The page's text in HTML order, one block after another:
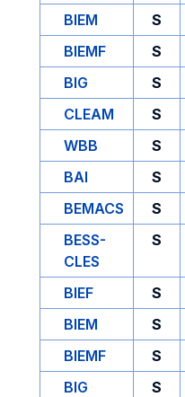
BIEM
S
BIEMF
S
BIG
S
CLEAM
S
WBB
S
BAI
S
BEMACS
S
BESS-
CLES
S
BIEF S
BIEM
S
BIEMF
S
BIG
S